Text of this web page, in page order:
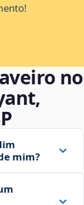
no
mim?